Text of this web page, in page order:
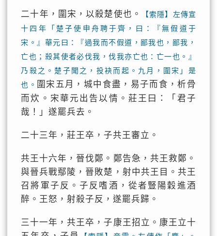
二十年，圍宋，以殺楚使也。
【索隱】左傳宣
十四年「楚子使申舟聘于齊，曰：『無假道于
宋。』華元曰：『過我而不假道，鄙我也，鄙我，
亡也；殺其使者必伐我，伐我亦亡也：亡一也。』
乃殺之。楚子聞之，投袂而起。九月，圍宋」是
也。 圍宋五月，城中食盡，易子而食，析骨
而炊。宋華元出告以情。莊王曰：「君子
哉！」遂罷兵去。
二十三年，莊王卒，子共王審立。
共王十六年，晉伐鄭。鄭告急，共王救鄭。
與晉兵戰鄢陵，晉敗楚，射中共王目。共王
召將軍子反。子反嗜酒，從者豎陽穀進酒
醉。王怒，射殺子反，遂罷兵歸。
三十一年，共王卒，子康王招立。康王立十